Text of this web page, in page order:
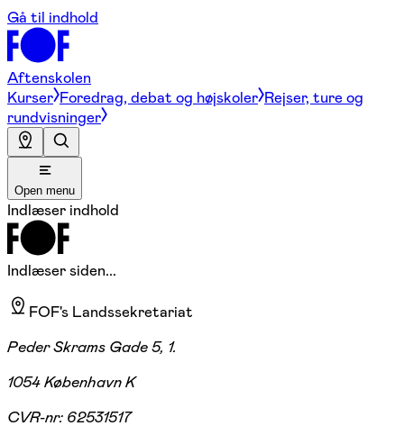
Gå til indhold
Aftenskolen
Kurser Foredrag, debat og højskoler Rejser, ture og
rundvisninger
Open menu
Indlæser indhold
Indlæser siden...
FOF's Landssekretariat
Peder Skrams Gade 5, 1.
1054 København K
CVR-nr: 62531517